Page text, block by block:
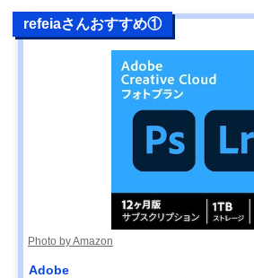
refeiaさんおすすめ①
Photo by Amazon
Adobe